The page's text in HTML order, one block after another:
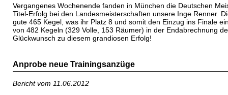
Vergangenes Wochenende fanden in München die Deutschen
Titel-Erfolg bei den Landesmeisterschaften unsere Inge Renner.
gute 465 Kegel, was ihr Platz 8 und somit den Einzug ins Finale
von 482 Kegeln (329 Volle, 153 Räumer) in der Endabrechnung
Glückwunsch zu diesem grandiosen Erfolg!
Anprobe neue Trainingsanzüge
Bericht vom 11.06.2012